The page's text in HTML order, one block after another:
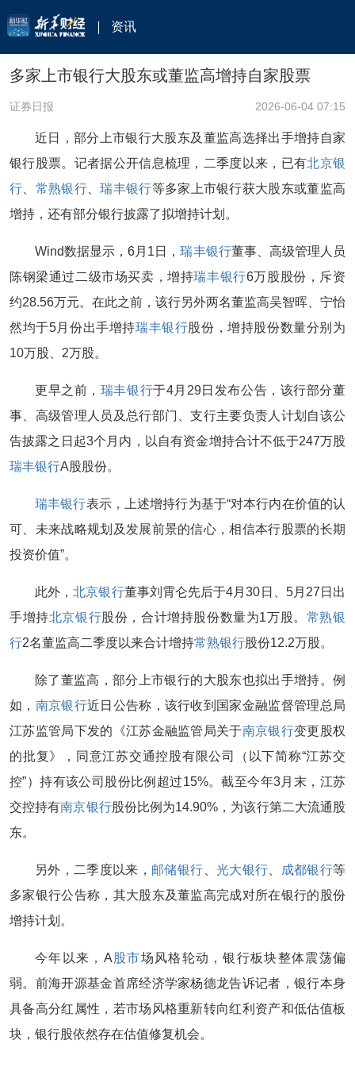
资讯
多家上市银行大股东或董监高增持自家股票
证券日报 2026-06-04 07:15
近日，部分上市银行大股东及董监高选择出手增持自家
银行股票。记者据公开信息梳理，二季度以来，已有北京银
行
常熟银行、瑞丰银行等多家上市银行获大股东或董监高
增持，还有部分银行披露了拟增持计划。
Wind数据显示，6月1日，瑞丰银行董事、高级管理人员
陈钢梁通过二级市场买卖，增持瑞丰银行6万股股份，斥资
约28.56万元。在此之前，该行另外两名董监高吴智晖、宁怡
然均于5月份出手增持瑞丰银行股份，增持股份数量分别为
10万股、2万股。
更早之前， 瑞丰银行于4月29日发布公告，该行部分董
事、高级管理人员及总行部门、支行主要负责人计划自该公
告披露之日起3个月内，以自有资金增持合计不低于247万股
瑞丰银行A股股份。
瑞丰银行表示，上述增持行为基于“对本行内在价值的认
可、未来战略规划及发展前景的信心，相信本行股票的长期
投资价值”。
此外，北京银行董事刘霄仑先后于4月30日、5月27日出
手增持北京银行股份，合计增持股份数量为1万股。 常熟银
行2名董监高二季度以来合计增持常熟银行股份12.2万股。
除了董监高，部分上市银行的大股东也拟出手增持。例
如， 南京银行近日公告称，该行收到国家金融监督管理总局
江苏监管局下发的《江苏金融监管局关于南京银行变更股权
的批复》，同意江苏交通控股有限公司（以下简称“江苏交
控”）持有该公司股份比例超过15%。截至今年3月末，江苏
交控持有南京银行股份比例为14.90%，为该行第二大流通股
东。
另外，二季度以来， 邮储银行 光大银行 成都银行等
多家银行公告称，其大股东及董监高完成对所在银行的股份
增持计划。
今年以来，A 股市场风格轮动，银行板块整体震荡偏
弱。前海开源基金首席经济学家杨德龙告诉记者，银行本身
具备高分红属性，若市场风格重新转向红利资产和低估值板
块，银行股依然存在估值修复机会。